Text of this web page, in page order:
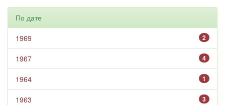
По дате
2
1969
4
1967
1
1964
3
1963